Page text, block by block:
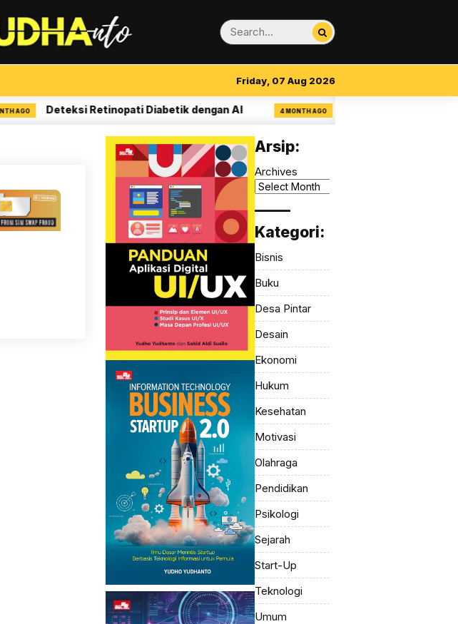
Friday, 07 Aug 2026
Deteksi Retinopati Diabetik dengan AI 4 MONTH AGO 14 Aturan Visual Clarity
Arsip:
Archives
Kategori:
Bisnis
Buku
Desa Pintar
Desain
Ekonomi
Hukum
Kesehatan
Motivasi
Olahraga
Pendidikan
Psikologi
Sejarah
Start-Up
Teknologi
Umum